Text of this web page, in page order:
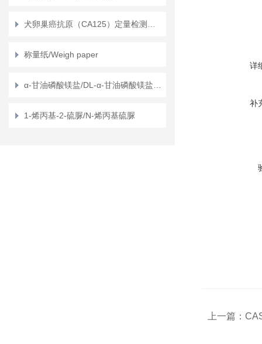
称量纸/Weigh paper
1-烯丙基-2-硫脲/N-烯丙基硫脲
详
补
上一篇：